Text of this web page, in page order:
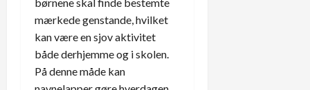
mærkede genstande, hvilket
kan være en sjov aktivitet
både derhjemme og i skolen.
På denne måde kan